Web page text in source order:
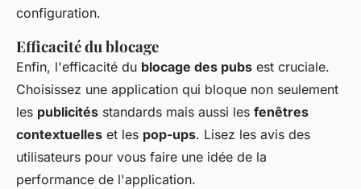
configuration.
Efficacité du blocage
Enfin, l'efficacité du blocage des pubs est cruciale.
Choisissez une application qui bloque non seulement
les publicités standards mais aussi les fenêtres
contextuelles et les pop-ups. Lisez les avis des
utilisateurs pour vous faire une idée de la
performance de l'application.